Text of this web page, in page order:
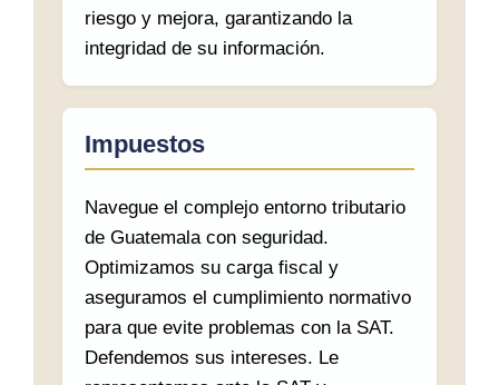
riesgo y mejora, garantizando la
integridad de su información.
Impuestos
Navegue el complejo entorno tributario
de Guatemala con seguridad.
Optimizamos su carga fiscal y
aseguramos el cumplimiento normativo
para que evite problemas con la SAT.
Defendemos sus intereses. Le